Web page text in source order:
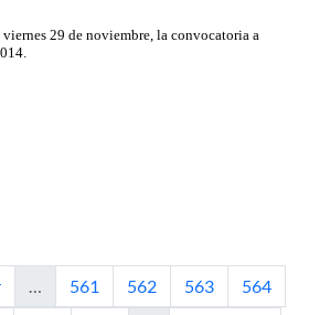
Eventos 2014
viernes 29 de noviembre, la convocatoria a
methodology for developing
de portal en redes inalámbricas
optimization in multi overtay
de opciones en mercados de Lévy
de una red de datos IP/MPLS
time series prediction based on
en redes: factorización y
… Página
561 Página
562 Página
563 Página
564